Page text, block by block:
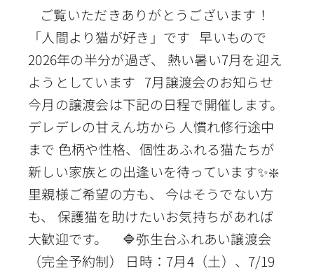
ご覧いただきありがとうございます！
「人間より猫が好き」です 早いもので
2026年の半分が過ぎ、 熱い暑い7月を迎え
ようとしています 7月譲渡会のお知らせ
今月の譲渡会は下記の日程で開催します。
デレデレの甘えん坊から 人慣れ修行途中
まで 色柄や性格、個性あふれる猫たちが
新しい家族との出逢いを待っています✨❇️
里親様ご希望の方も、 今はそうでない方
も、 保護猫を助けたいお気持ちがあれば
大歓迎です。 🔷弥生台ふれあい譲渡会
（完全予約制） 日時：7月4（土）、7/19